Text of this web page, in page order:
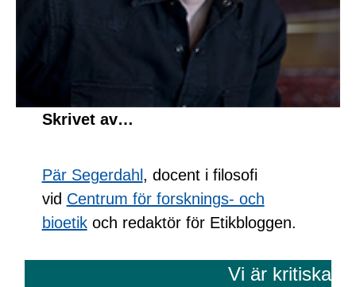
Skrivet av…
Pär Segerdahl , docent i filosofi
vid Centrum för forsknings- och
bioetikoch redaktör för Etikbloggen.
Vi är kritiska